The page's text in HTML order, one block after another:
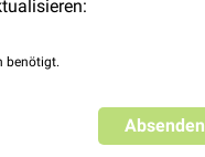
benötigt.
Absenden